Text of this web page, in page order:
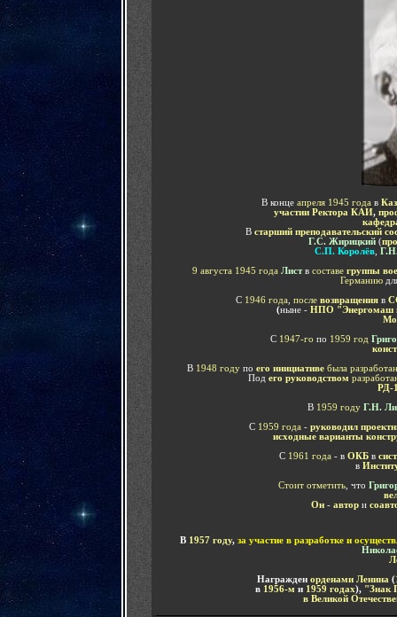
В конце апреля 1945 года в
участии Ректора КАИ,
В старший преподавательский
Г.С. Жирицкий (
С.П. Королёв,
9 августа 1945 года Листвсоставе группы
Германию
С1946 года послевозвращенияв
(ныне - НПО "Энергомаш
С 1947-го по 1959 год
В 1948 годупо его инициативе была
Под его руководством
РД-
В1959 году Г.Н.
С1959 года - руководил
исходные варианты
С 1961 года - в ОКБ в
в
Стоит отметить , что
Он - автор и
В 1957 году, за участие в разработке и
Награжден орденами Ленина (
в 1956-м и 1959 годах), "Знак
в Великой